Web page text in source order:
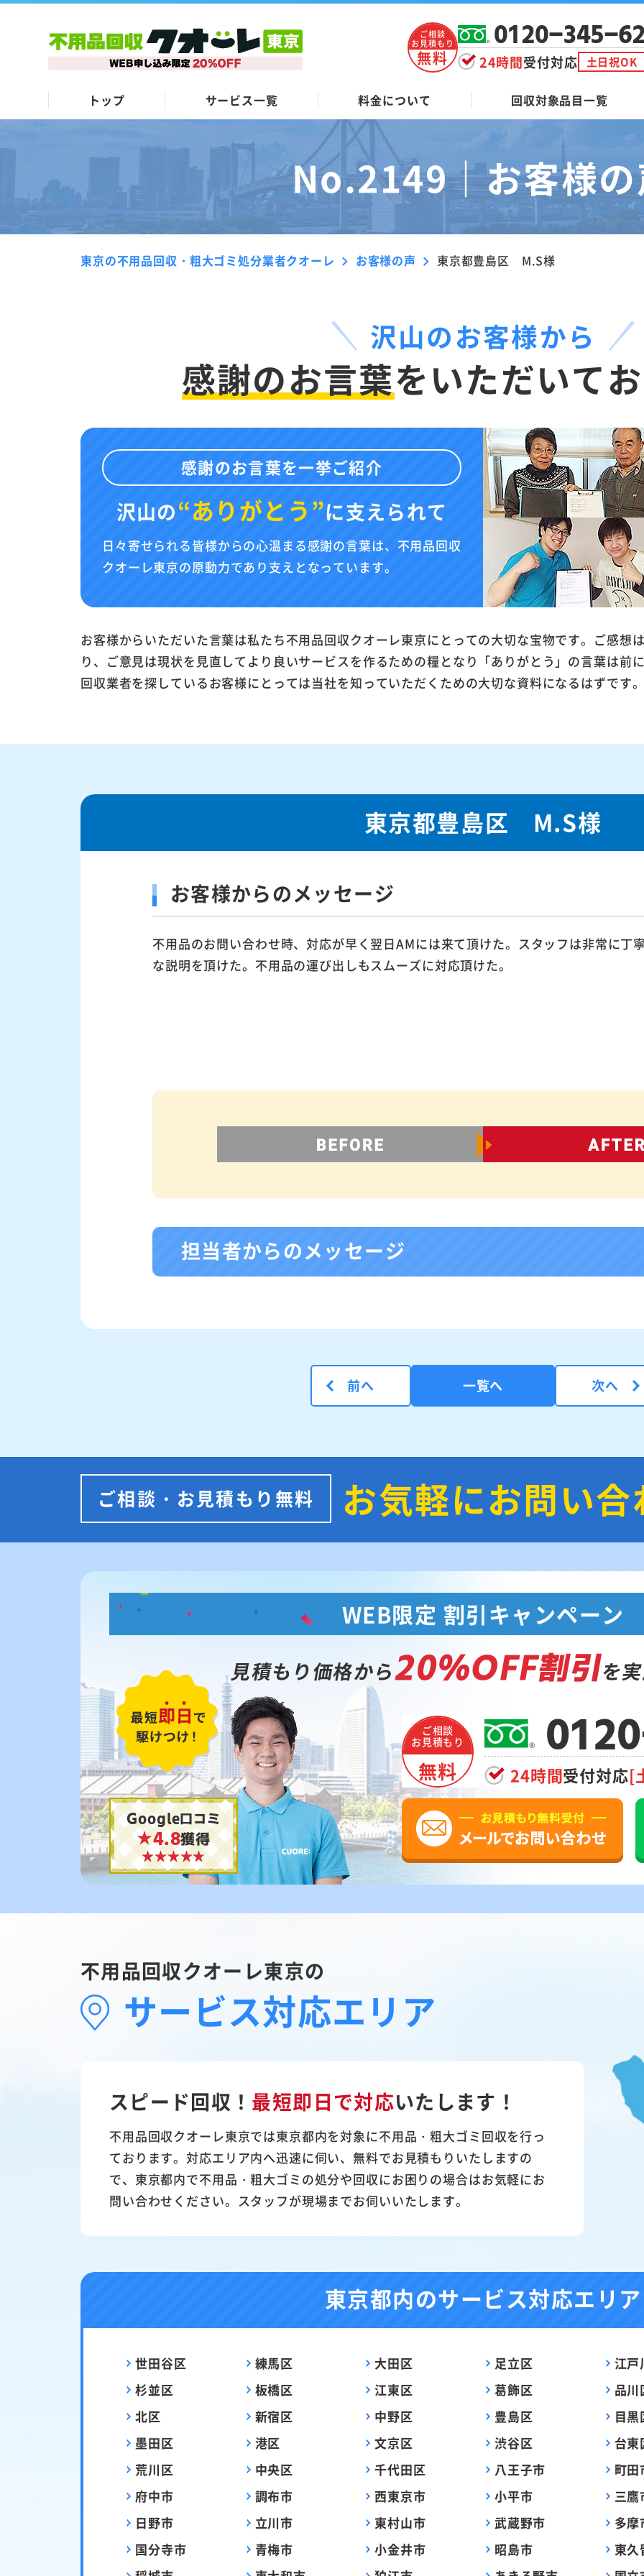
ご相談
お見積もり
無料
0120-345-
24時間受付対応 土日祝OK
トップ サービス一覧 料金について 回収対象品目一覧
No.2149｜お客様
東京の不用品回収・粗大ゴミ処分業者クオーレ お客様の声 東京都豊島区 M.S様
沢山のお客様から
感謝のお言葉をいただいて
感謝のお言葉を一挙ご紹介
沢山の“ありがとう”に支えられて
日々寄せられる皆様からの心温まる感謝の言葉は、不用品回収
クオーレ東京の原動力であり支えとなっています。
お客様からいただいた言葉は私たち不用品回収クオーレ東京にとっての大切な宝物です。ご感想
り、ご意見は現状を見直してより良いサービスを作るための糧となり「ありがとう」の言葉は前
回収業者を探しているお客様にとっては当社を知っていただくための大切な資料になるはずです
東京都豊島区 M.S様
お客様からのメッセージ
不用品のお問い合わせ時、対応が早く翌日AMには来て頂けた。スタッフは非常に丁
な説明を頂けた。不用品の運び出しもスムーズに対応頂けた。
担当者からのメッセージ
前へ 一覧へ 次へ
ご相談・お見積もり無料 お気軽にお問い
Google口コミ
★4.8獲得
WEB限定 割引キャンペーン
見積もり価格から20%OFF割引を
ご相談
お見積もり
無料 24時間受付対応[
不用品回収クオーレ東京の
サービス対応エリア
スピード回収！ 最短即日で対応いたします！
不用品回収クオーレ東京では東京都内を対象に不用品・粗大ゴミ回収を行っ
ております。対応エリア内へ迅速に伺い、無料でお見積もりいたしますの
で、東京都内で不用品・粗大ゴミの処分や回収にお困りの場合はお気軽にお
問い合わせください。スタッフが現場までお伺いいたします。
東京都内のサービス対応エリア
世田谷区 練馬区 大田区 足立区
江戸
杉並区
板橋区 江東区 葛飾区
品川
北区
新宿区 中野区 豊島区
目黒
墨田区
港区 文京区 渋谷区
台東
荒川区
中央区 千代田区 八王子市
町田
府中市
調布市 西東京市 小平市
三鷹
日野市
立川市 東村山市 武蔵野市
多摩
国分寺市
青梅市 小金井市 昭島市
東